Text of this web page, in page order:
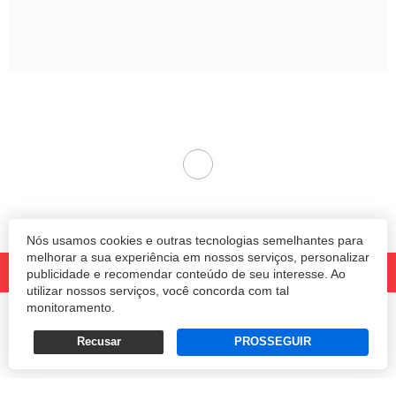
Nós usamos cookies e outras tecnologias semelhantes para
melhorar a sua experiência em nossos serviços, personalizar
publicidade e recomendar conteúdo de seu interesse. Ao
utilizar nossos serviços, você concorda com tal
monitoramento.
Recusar PROSSEGUIR
Termos e Políticas de Uso Privacidade